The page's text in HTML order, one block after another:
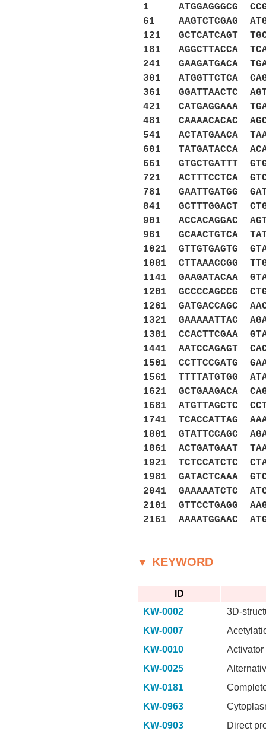
1 ATGGAGGGCG
61 AAGTCTCGAG
121 GCTCATCAGT
181 AGGCTTACCA
241 GAAGATGACA
301 ATGGTTCTCA
361 GGATTAACTC
421 CATGAGGAAA
481 CAAAACACAC
541 ACTATGAACA
601 TATGATACCA
661 GTGCTGATTT
721 ACTTTCCTCA
781 GAATTGATGG
841 GCTTTGGACT
901 ACCACAGGAC
961 GCAACTGTCA
1021 GTTGTGAGTG
1081 CTTAAACCGG
1141 GAAGATACAA
1201 GCCCCAGCCG
1261 GATGACCAGC
1321 GAAAAATTAC
1381 CCACTTCGAA
1441 AATCCAGAGT
1501 CCTTCCGATG
1561 TTTTATGTGG
1621 GCTGAAGACA
1681 ATGTTAGCTC
1741 TCACCATTAG
1801 GTATTCCAGC
1861 ACTGATGAAT
1921 TCTCCATCTC
1981 GATACTCAAA
2041 GAAAAATCTC
2101 GTTCCTGAGG
2161 AAAATGGAAC
▼ KEYWORD
ID
KW-0002
3D-
KW-0007
KW-0010
Activator
KW-0025
KW-0181
KW-0963
KW-0903
Direct